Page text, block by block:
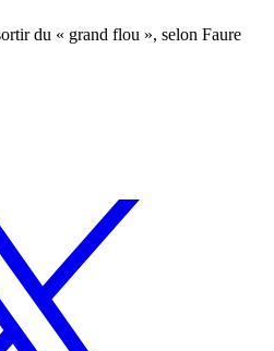
du « grand flou », selon Faure